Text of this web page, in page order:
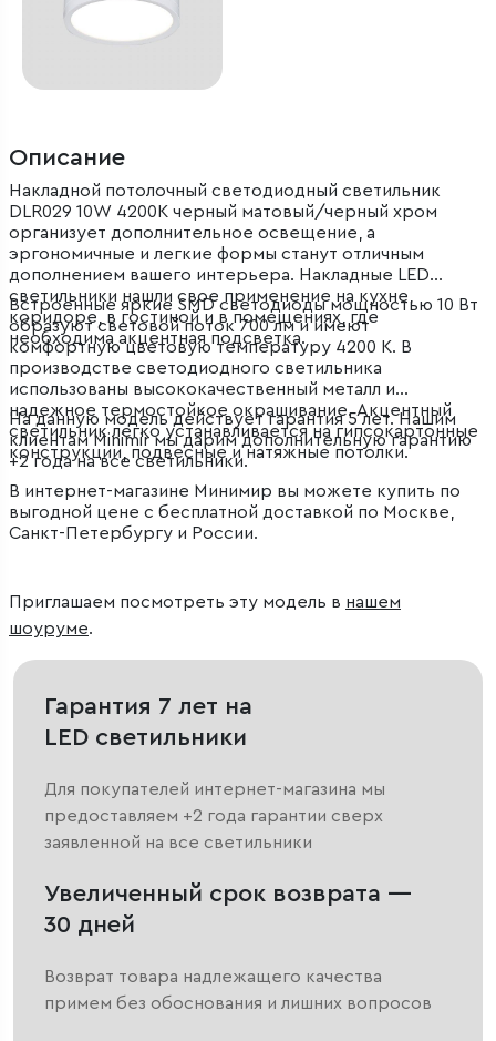
Описание
Накладной потолочный светодиодный светильник
DLR029 10W 4200K черный матовый/черный хром
организует дополнительное освещение, а
эргономичные и легкие формы станут отличным
дополнением вашего интерьера. Накладные LED
светильники нашли свое применение на кухне,
коридоре, в гостиной и в помещениях, где
необходима акцентная подсветка.
Встроенные яркие SMD светодиоды мощностью 10 Вт
образуют световой поток 700 лм и имеют
комфортную цветовую температуру 4200 К. В
производстве светодиодного светильника
использованы высококачественный металл и
надежное термостойкое окрашивание. Акцентный
светильник легко устанавливается на гипсокартонные
конструкции, подвесные и натяжные потолки.
На данную модель действует гарантия 5 лет. Нашим
клиентам Minimir мы дарим дополнительную гарантию
+2 года на все светильники.
В интернет-магазине Минимир вы можете купить по
выгодной цене с бесплатной доставкой по Москве,
Санкт-Петербургу и России.
Приглашаем посмотреть эту модель в нашем
шоуруме.
Гарантия 7 лет на
LED светильники
Для покупателей интернет-магазина мы
предоставляем +2 года гарантии сверх
заявленной на все светильники
Увеличенный срок возврата —
30 дней
Возврат товара надлежащего качества
примем без обоснования и лишних вопросов